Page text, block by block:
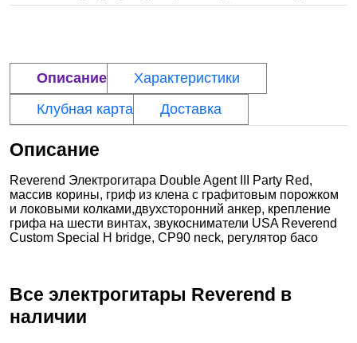
Описание
Характеристики
Клубная карта
Доставка
Описание
Reverend Электрогитара Double Agent III Party Red,
массив корины, гриф из клена с графитовым порожком
и локовыми колками,двухсторонний анкер, крепление
грифа на шести винтах, звукосниматели USA Reverend
Custom Special H bridge, CP90 neck, регулятор басо
Все электрогитары Reverend в
наличии